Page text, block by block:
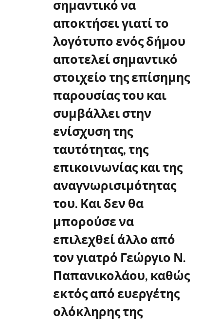
σημαντικό να
αποκτήσει γιατί το
λογότυπο ενός δήμου
αποτελεί σημαντικό
στοιχείο της επίσημης
παρουσίας του και
συμβάλλει στην
ενίσχυση της
ταυτότητας, της
επικοινωνίας και της
αναγνωρισιμότητας
του. Και δεν θα
μπορούσε να
επιλεχθεί άλλο από
τον γιατρό Γεώργιο Ν.
Παπανικολάου, καθώς
εκτός από ευεργέτης
ολόκληρης της